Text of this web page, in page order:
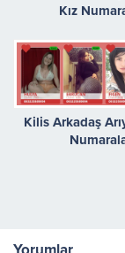
Kız
Kilis Arkadaş